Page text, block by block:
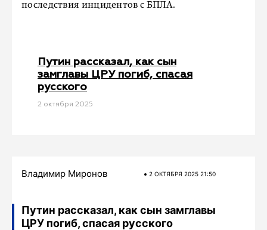
последствия инцидентов с БПЛА.
Путин рассказал, как сын
замглавы ЦРУ погиб, спасая
русского
2 октября 2025
Владимир Миронов 2 ОКТЯБРЯ 2025 21:50
Путин рассказал, как сын замглавы
ЦРУ погиб, спасая русского